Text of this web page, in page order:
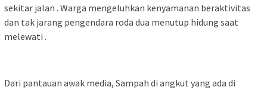
sekitar jalan . Warga mengeluhkan kenyamanan beraktivitas
dan tak jarang pengendara roda dua menutup hidung saat
melewati .
Dari pantauan awak media, Sampah di angkut yang ada di